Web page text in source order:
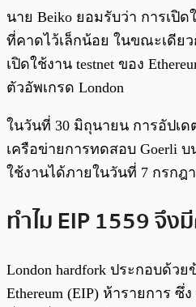
นาย Beiko ยอมรับว่า การเปิ
ที่คาดไว้เล็กน้อย ในขณะเดีย
เปิดใช้งาน testnet ของ
ตัวอัพเกรด London
ในวันที่ 30 มิถุนายน การอัปเ
เครือข่ายการทดสอบ Goerli บ
ใช้งานได้ภายในวันที่ 7 กรกฎ
ทำไม EIP 1559 จึ
London hardfork ประกอบด้ว
Ethereum (EIP) ห้ารายการ ซึ่